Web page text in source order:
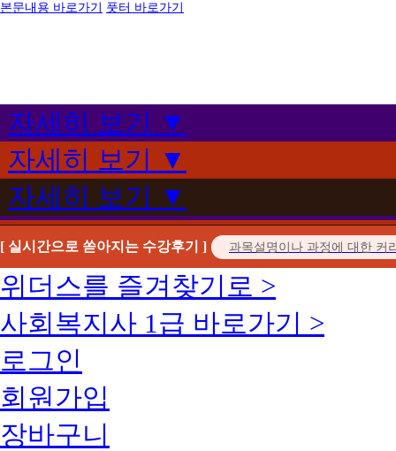
본문내용 바로가기 풋터 바로가기
자세히 보기 ▼
자세히 보기 ▼
자세히 보기 ▼
[ 실시간으로 쏟아지는 수강후기 ]
위더스를 즐겨찾기로 >
사회복지사 1급 바로가기 >
로그인
회원가입
장바구니